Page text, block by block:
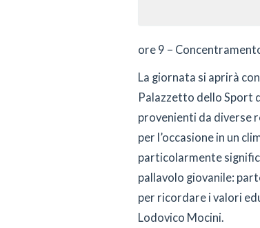
ore 9 –
La giornata si aprirà
Palazzetto dello Sport
provenienti da diverse
per l’occasione in un
particolarmente
pallavolo giovanile:
per ricordare i valori
Lodovico Mocini.